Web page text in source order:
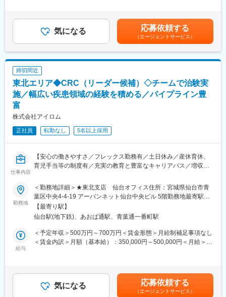
治験が成功するためにはCRCの役割が非常に重要で、医療の進歩
に貢献できるやりがいのある仕事です。
※担当する医療機関に常駐しての業務となります。
■治験コーディネーターで得られるスキル：
（1）コミュニケーション力：
患者さんに治験の内容をわかりやすく説明したり、医師や看護師
と連携することで伝える力が身に付きます。
（2）スケジュール管理力：
なく通えるように予定を調整する力が身につきます。
（3）医療の知識：
薬の種類や副作用、検査の内容など、医療に関する知識が自然と
増えていきます。薬剤師や看護師と話す機会も多いため学ぶこと
も多いです。
（4）パソコンや書類の整理力：
（5）チームで働く力：
治験は医師、看護師、薬剤師など、いろんな職種の人と協力して
進めるので、チームワークの大切さを学べます。
■安心の働きやすさ：
フレックスタイム制も取り入れ、柔軟に働き方をアレンジ可能。
■充実の研修制度：
導入研修が80時間あり、手厚いフォロー体制があります。
る可能性があります。月給(月額)は固定手当を含めた表記です。
気になる 応募依頼する
（エージェントサービス）
締切間近
東北エリア◆CRC（リーダー候補）◇チームで治験実
施／幅広い疾患領域の経験を積める／パイプライン豊
富
株式会社アイロム
正社員 転勤なし 5名以上採用
仕事内容
【安心の働きやすさ／フレックス勤務有／土日休み／産休育休、
育児手当等の制度有／充実の教育と豊富なキャリアパス／増収増
■職務概要：
業界内でトップクラスの実績を誇る同社のCRC（治験コーディネ
ーター）として下記業務を行っていただきます。
・患者への試験の説明
・治験のスケジュール管理
・各種データの収集、管理など
■治験はチームで実施：
アイロムの治験は複数のチームメンバーで実施していきます。
勤務地
＜勤務地詳細＞★東北支店 仙台オフィス住所：宮城県仙台市青
葉区中央4-4-19 アーバンネット仙台中央ビル 5階勤務地最寄駅：
仙台駅受動喫煙対策：屋内全面禁煙変更の範囲：無
【最寄り駅】
仙台駅(地下鉄)、あおば通駅、青葉通一番町駅
給与
＜予定年収＞500万円～700万円＜賃金形態＞月給制補足事項なし
＜賃金内訳＞月額（基本給）：350,000円～500,000円＜月給＞
る可能性があります。月給(月額)は固定手当を含めた表記です。
気になる 応募依頼する
（エージェントサービス）